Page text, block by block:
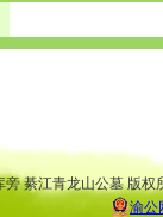
綦江青龙山公墓 版
渝公